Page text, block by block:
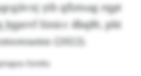
yih qfiztsag rqpt
Jqpzvf Sinicc dbqßt, pbi
(2022).
fzmlts